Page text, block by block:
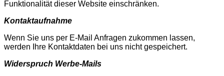
Funktionalität dieser Website einschränken.
Kontaktaufnahme
Wenn Sie uns per E-Mail Anfragen zukommen lassen,
werden Ihre Kontaktdaten bei uns nicht gespeichert.
Widerspruch Werbe-Mails